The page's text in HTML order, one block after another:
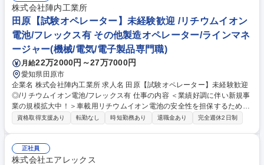
株式会社陣内工業所
田原【試験オペレーター】未経験歓迎 /リチウムイオン
電池/フレックス有 その他製造オペレーター/ラインマネ
ージャー(機械/電気/電子製品専門職)
月給22万2000円～27万7000円
愛知県田原市
企業名 株式会社陣内工業所 求人名 田原【試験オペレーター】未経験歓迎
◎/リチウムイオン電池/フレックス有 仕事の内容 ＜業績好調に伴い新規事
業の規模拡大中！＞車載用リチウムイオン電池の安全性を担保するための
試験のオペレーター業務をお任せします。チームで業務を行う風土で、未
験業務からスタート！約3か月ほどでスキル習得を目指します！業務の理
解を深めた後は、チームリーダーをお任せし、将来的にはマネージャーと
資格取得支援あり 転勤なし 時短勤務あり 退職金あり 完全週休2日制
正社員
株式会社エアレックス